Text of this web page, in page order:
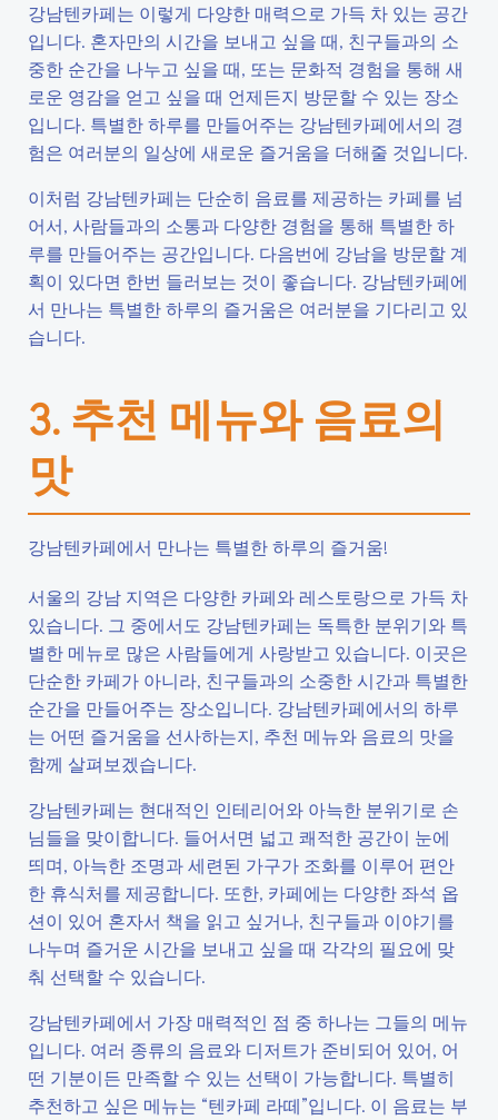
강남텐카페는 이렇게 다양한 매력으로 가득 차 있는 공간
입니다. 혼자만의 시간을 보내고 싶을 때, 친구들과의 소
중한 순간을 나누고 싶을 때, 또는 문화적 경험을 통해 새
로운 영감을 얻고 싶을 때 언제든지 방문할 수 있는 장소
입니다. 특별한 하루를 만들어주는 강남텐카페에서의 경
험은 여러분의 일상에 새로운 즐거움을 더해줄 것입니다.
이처럼 강남텐카페는 단순히 음료를 제공하는 카페를 넘
어서, 사람들과의 소통과 다양한 경험을 통해 특별한 하
루를 만들어주는 공간입니다. 다음번에 강남을 방문할 계
획이 있다면 한번 들러보는 것이 좋습니다. 강남텐카페에
서 만나는 특별한 하루의 즐거움은 여러분을 기다리고 있
습니다.
3. 추천 메뉴와 음료의
맛
강남텐카페에서 만나는 특별한 하루의 즐거움!
서울의 강남 지역은 다양한 카페와 레스토랑으로 가득 차
있습니다. 그 중에서도 강남텐카페는 독특한 분위기와 특
별한 메뉴로 많은 사람들에게 사랑받고 있습니다. 이곳은
단순한 카페가 아니라, 친구들과의 소중한 시간과 특별한
순간을 만들어주는 장소입니다. 강남텐카페에서의 하루
는 어떤 즐거움을 선사하는지, 추천 메뉴와 음료의 맛을
함께 살펴보겠습니다.
강남텐카페는 현대적인 인테리어와 아늑한 분위기로 손
님들을 맞이합니다. 들어서면 넓고 쾌적한 공간이 눈에
띄며, 아늑한 조명과 세련된 가구가 조화를 이루어 편안
한 휴식처를 제공합니다. 또한, 카페에는 다양한 좌석 옵
션이 있어 혼자서 책을 읽고 싶거나, 친구들과 이야기를
나누며 즐거운 시간을 보내고 싶을 때 각각의 필요에 맞
춰 선택할 수 있습니다.
강남텐카페에서 가장 매력적인 점 중 하나는 그들의 메뉴
입니다. 여러 종류의 음료와 디저트가 준비되어 있어, 어
떤 기분이든 만족할 수 있는 선택이 가능합니다. 특별히
추천하고 싶은 메뉴는 “텐카페 라떼”입니다. 이 음료는 부